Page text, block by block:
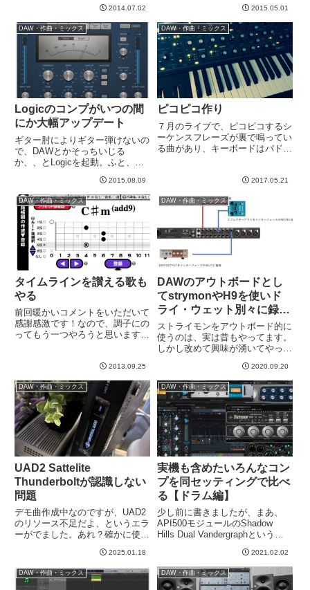
で、調子に乗って、やり方につい
て書いてみようかな、と思います
＾＾まずセッティングはこうなっ
てます。書き忘れましたが、
2014.07.02
なら気楽にいじいじで...2015.05.01
DAW・作曲・ミックス
Logicのコンプがいつの間
にか大幅アップデート
ギター肘によりギター弾けないの
で、DAWとかそっちいじる
か、、とLogicを起動。ふと、コ
れない画面に。。。・・・なんか
いつの間にかバージョンアップさ
れてるようです。表示形式で「グ
ラフ」というのが選べるように
な...
2015.08.09
DAW・作曲・ミックス
ピコピコ作り
７月のライブで、ピコピコするシ
ーケンスフレーズが裏で鳴ってい
る曲があり、キーボードはバドに
ンのコピーバンド）で、キーボー
きない際に、JAMという曲で同...
2017.05.21
DAW・作曲・ミックス
タイムラインを讃える歌も
やる
前回暖かいコメントをいただいて
感謝感激です！なので、調子にの
ってもう一つやろうと思います。
が、Strymon TIMELINEでやって
みます。→ ブルースカイリバー
ブの歌そして、つい...
2013.09.25
DAW・作曲・ミックス
DAWのアウトボードとし
てstrymonやH9を使いド
ライ・ウェット別々に録音
する
ストライモンをアウトボード的に
使うのは、実は昔もやってます。
しかし改めて興味が湧いてやって
リアルタイムにギターを弾きなが
らエフェクトをかけ、ギターのド
ライ音とエフェクト音を同時に
別々のトラックに録音するところ
が...
2020.09.20
DAW・作曲・ミックス
UAD2 Sattelite
Thunderboltが認識しない
問題
デモ曲作成中なのですが、UAD2
のリソース不足だよ、というエラ
ーがでました。あれ？確かに使っ
ならないはず。。。む？このアポ
ロを買ったときについてきた
Satteliteが認識されていない？い
2025.01.18
DAW・作曲・ミックス
実機も含めたいろんなコン
プを同セッティングで比べ
る【ドラム編】
少し前に書きましたが、まあ、
API500モジュールのShadow
Hills Dual Vandergraphというス
ると他のとどう違うかというのを
比べたくなるので、２〜３日前に
打ち込みのドラムにいろんなコン
2021.02.02
DAW・作曲・ミックス DAW・作曲・ミックス